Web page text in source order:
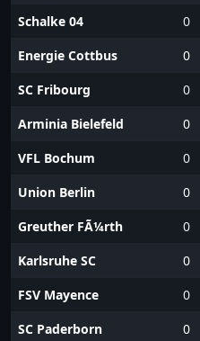
Schalke 04
0
Energie Cottbus
0
SC Fribourg
0
Arminia Bielefeld
0
VFL Bochum
0
Union Berlin
0
Greuther FÃ¼rth
0
Karlsruhe SC
0
FSV Mayence
0
SC Paderborn
0